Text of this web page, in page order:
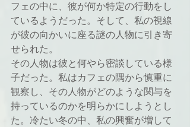
フェの中に、彼が何か特定の行動をし
ているようだった。そして、私の視線
が彼の向かいに座る謎の人物に引き寄
せられた。
その人物は彼と何やら密談している様
子だった。私はカフェの隅から慎重に
観察し、その人物がどのような関与を
持っているのかを明らかにしようとし
た。冷たい冬の中、私の興奮が増して